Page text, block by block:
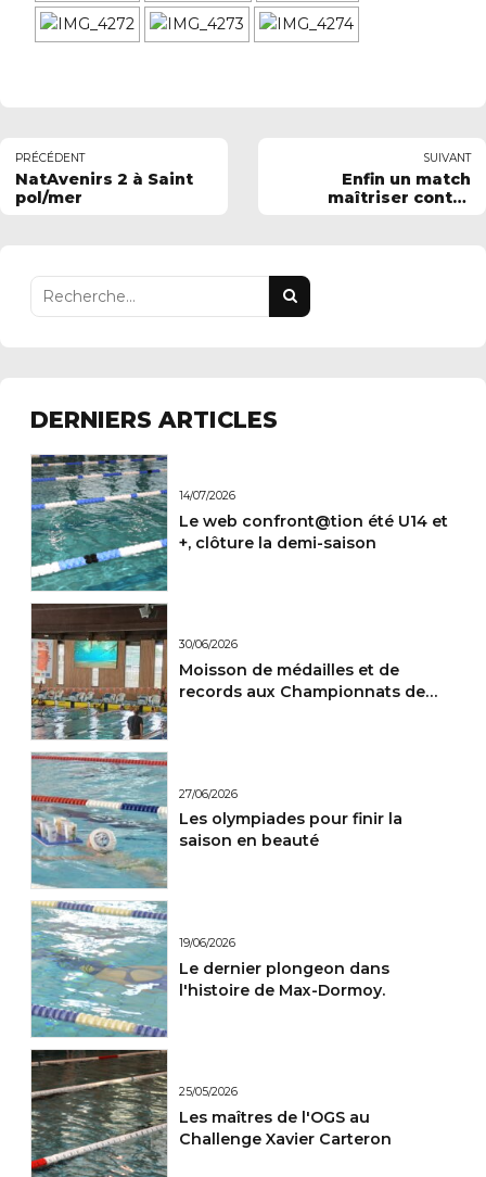
PRÉCÉDENT
NatAvenirs 2 à Saint
pol/mer
SUIVANT
Enfin un match
maîtriser contre
DERNIERS ARTICLES
14/07/2026
Le web confront@tion été U14 et
+, clôture la demi-saison
30/06/2026
Moisson de médailles et de
records aux Championnats de
27/06/2026
Les olympiades pour finir la
saison en beauté
19/06/2026
Le dernier plongeon dans
l'histoire de Max-Dormoy.
25/05/2026
Les maîtres de l'OGS au
Challenge Xavier Carteron